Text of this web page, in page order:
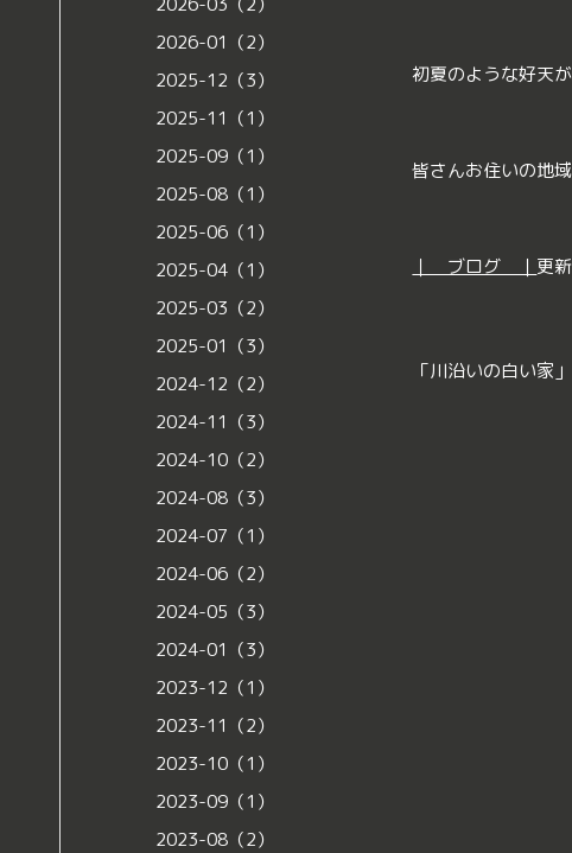
初夏のような好天
皆さんお住いの地
｜ ブログ ｜ 更
「川沿いの白い家
2026-01（2）
2025-12（3）
2025-11（1）
2025-09（1）
2025-08（1）
2025-06（1）
2025-04（1）
2025-03（2）
2025-01（3）
2024-12（2）
2024-11（3）
2024-10（2）
2024-08（3）
2024-07（1）
2024-06（2）
2024-05（3）
2024-01（3）
2023-12（1）
2023-11（2）
2023-10（1）
2023-09（1）
2023-08（2）